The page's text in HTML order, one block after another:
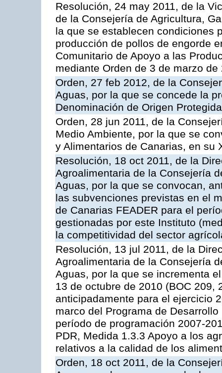
Resolución, 24 may 2011, de la
de la Consejería de Agricultura,
la que se establecen condiciones
producción de pollos de engorde
Comunitario de Apoyo a las
mediante Orden de 3 de marzo de
Orden, 27 feb 2012, de la
Aguas, por la que se concede la
Denominación de Origen
Orden, 28 jun 2011, de la
Medio Ambiente, por la que se
y Alimentarios de Canarias, en su
Resolución, 18 oct 2011, de la
Agroalimentaria de la Consejería
Aguas, por la que se convocan,
las subvenciones previstas en el
de Canarias FEADER para el
gestionadas por este Instituto
la competitividad del sector
Resolución, 13 jul 2011, de la
Agroalimentaria de la Consejería
Aguas, por la que se incrementa
13 de octubre de 2010 (BOC 209,
anticipadamente para el ejercicio
marco del Programa de
período de programación 2007-
PDR, Medida 1.3.3 Apoyo a los
relativos a la calidad de los
Orden, 18 oct 2011, de la